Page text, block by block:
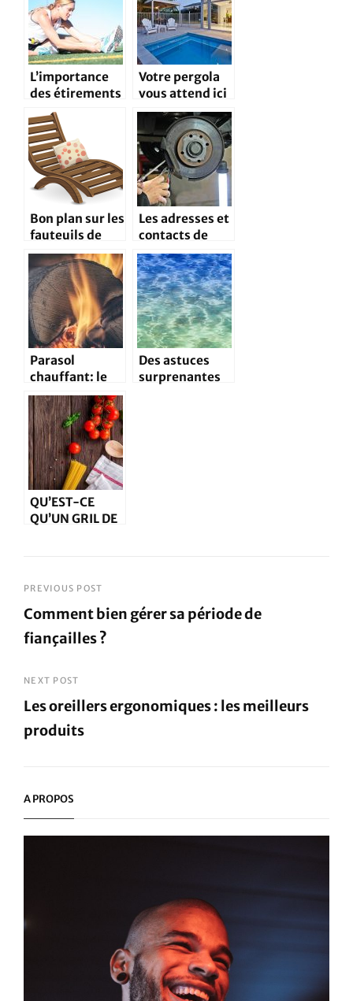
L’importance
des étirements
avant une
activité
sportive
Votre pergola
vous attend ici
Bon plan sur les
fauteuils de
jardin juste
pour vous
Les adresses et
contacts de
garagistes
Parasol
chauffant: le
top de la
technologie
contre le froid
Des astuces
surprenantes
QU’EST-CE
QU’UN GRIL DE
Navigation
de
l’article
PREVIOUS POST
Comment bien gérer sa période de
fiançailles ?
Post
NEXT POST
Les oreillers ergonomiques : les meilleurs
produits
A PROPOS